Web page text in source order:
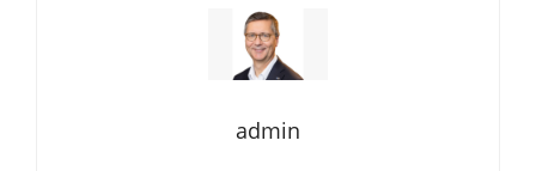
admin